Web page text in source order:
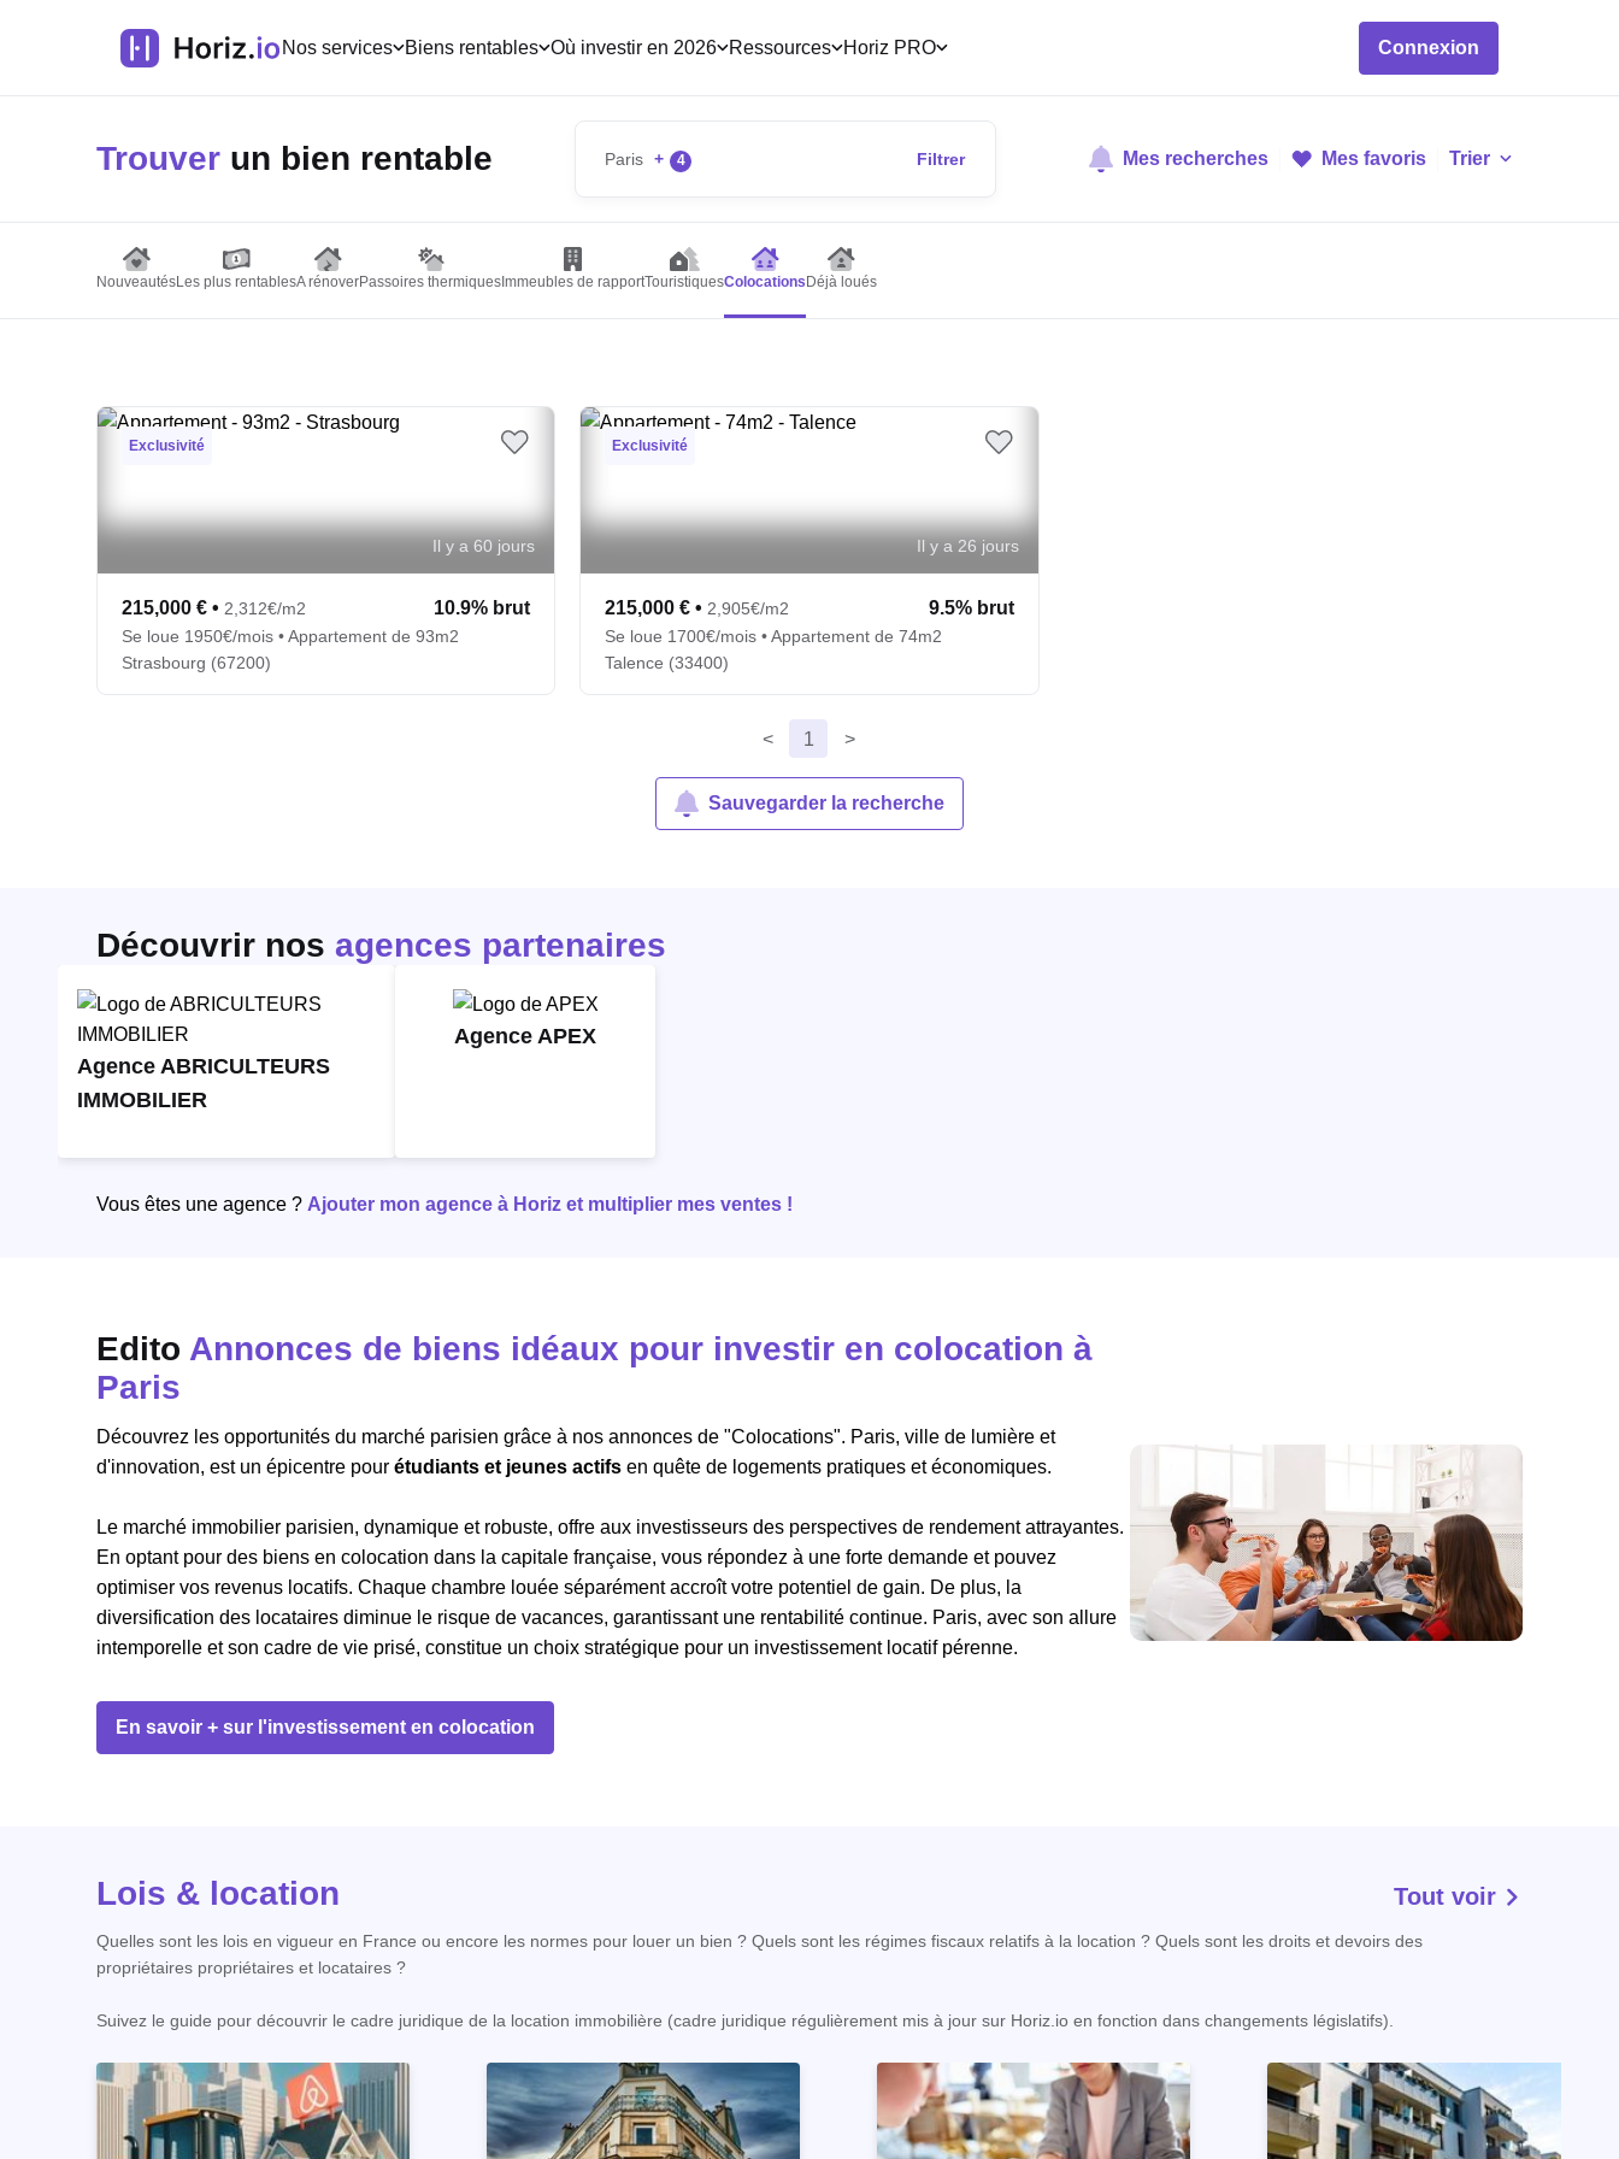
Nos services Biens rentables Où investir en 2026 Ressources Horiz PRO Connexion
Trouver un bien rentable Paris + 4 Filtrer Mes recherches Mes favoris Trier
NouveautésLes plus rentablesA rénoverPassoires thermiques Immeubles de rapportTouristiquesColocations Déjà loués
Exclusivité
Il y a 60 jours
215,000 € • 2,312€/m2 10.9% brut
Se loue 1950€/mois • Appartement de 93m2
Strasbourg (67200)
Exclusivité
Il y a 26 jours
215,000 € • 2,905€/m2 9.5% brut
Se loue 1700€/mois • Appartement de 74m2
Talence (33400)
< 1 >
Sauvegarder la recherche
Découvrir nos agences partenaires
Agence ABRICULTEURS
IMMOBILIER
Agence APEX
Vous êtes une agence ? Ajouter mon agence à Horiz et multiplier mes ventes !
Edito Annonces de biens idéaux pour investir en colocation à
Paris
Découvrez les opportunités du marché parisien grâce à nos annonces de "Colocations". Paris, ville de lumière et
d'innovation, est un épicentre pour étudiants et jeunes actifs en quête de logements pratiques et économiques.
Le marché immobilier parisien, dynamique et robuste, offre aux investisseurs des perspectives de rendement attrayantes.
En optant pour des biens en colocation dans la capitale française, vous répondez à une forte demande et pouvez
optimiser vos revenus locatifs. Chaque chambre louée séparément accroît votre potentiel de gain. De plus, la
diversification des locataires diminue le risque de vacances, garantissant une rentabilité continue. Paris, avec son allure
intemporelle et son cadre de vie prisé, constitue un choix stratégique pour un investissement locatif pérenne.
En savoir + sur l'investissement en colocation
Lois & location Tout voir
Quelles sont les lois en vigueur en France ou encore les normes pour louer un bien ? Quels sont les régimes fiscaux relatifs à la location ? Quels sont les droits et devoirs des
propriétaires propriétaires et locataires ?
Suivez le guide pour découvrir le cadre juridique de la location immobilière (cadre juridique régulièrement mis à jour sur Horiz.io en fonction dans changements législatifs).